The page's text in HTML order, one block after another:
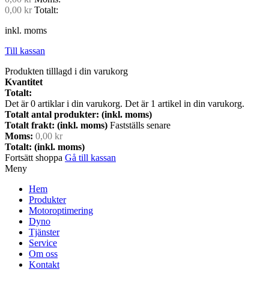
0,00 kr Totalt:
inkl. moms
Till kassan
Produkten tilllagd i din varukorg
Kvantitet
Totalt:
Det är0 artiklar i din varukorg. Det är 1 artikel in din varukorg.
Totalt antal produkter: (inkl. moms)
Totalt frakt: (inkl. moms) Fastställs senare
Moms: 0,00 kr
Totalt: (inkl. moms)
Fortsätt shoppa Gå till kassan
Meny
Hem
Produkter
Motoroptimering
Dyno
Tjänster
Service
Om oss
Kontakt